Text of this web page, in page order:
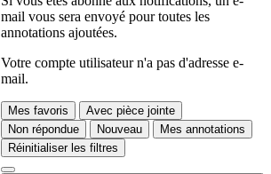
mail vous sera envoyé pour toutes les
annotations ajoutées.
Votre compte utilisateur n'a pas d'adresse e-
mail.
Mes favoris
Avec pièce jointe
Non répondue
Nouveau
Mes annotations
Réinitialiser les filtres